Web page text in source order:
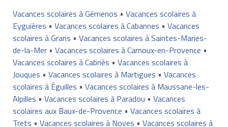
Vacances scolaires à Gémenos • Vacances scolaires à
Eyguières • Vacances scolaires à Cabannes • Vacances
scolaires à Grans • Vacances scolaires à Saintes-Maries-
de-la-Mer• Vacances scolaires à Carnoux-en-Provence •
Vacances scolaires à Cabriès • Vacances scolaires à
Jouques • Vacances scolaires à Martigues • Vacances
scolaires à Éguilles • Vacances scolaires à Maussane-les-
Alpilles • Vacances scolaires à Paradou • Vacances
scolaires aux Baux-de-Provence • Vacances scolaires à
Trets • Vacances scolaires à Noves • Vacances scolaires à